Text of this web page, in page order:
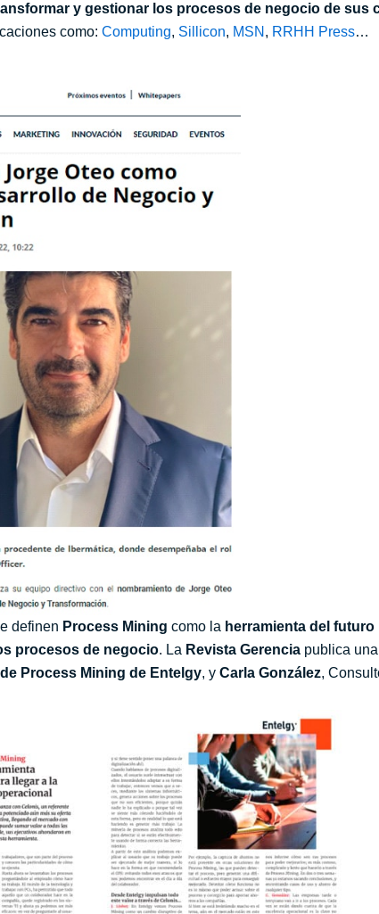
y gestionar los procesos de negocio de sus
como: Computing, Sillicon, MSN , RRHH Press…
definen Process Mining como la herramienta del
procesos de negocio. La Revista Gerencia publica
Process Mining de Entelgy, y Carla González,